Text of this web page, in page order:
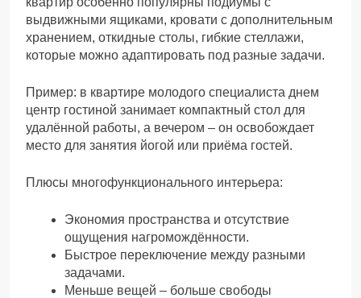
выдвижными ящиками, кровати с дополнительным
хранением, откидные столы, гибкие стеллажи,
которые можно адаптировать под разные задачи.
Пример: в квартире молодого специалиста днем
центр гостиной занимает компактный стол для
удалённой работы, а вечером – он освобождает
место для занятия йогой или приёма гостей.
Плюсы многофункционального интерьера:
Экономия пространства и отсутствие
ощущения нагромождённости.
Быстрое переключение между разными
задачами.
Меньше вещей – больше свободы